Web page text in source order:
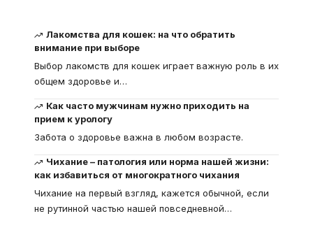
Лакомства для кошек: на что обратить
внимание при выборе
Выбор лакомств для кошек играет важную роль в их
общем здоровье и…
Как часто мужчинам нужно приходить на
прием к урологу
Забота о здоровье важна в любом возрасте.
Чихание – патология или норма нашей жизни:
как избавиться от многократного чихания
Чихание на первый взгляд, кажется обычной, если
не рутинной частью нашей повседневной…